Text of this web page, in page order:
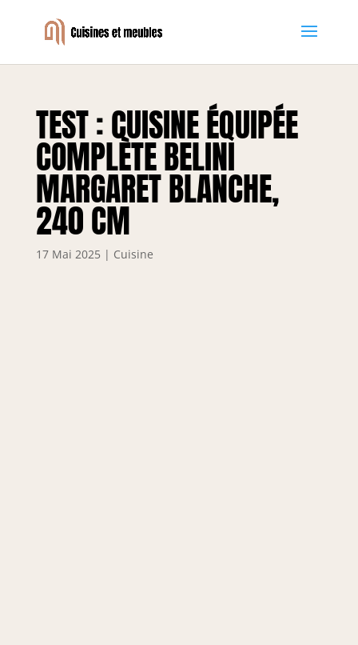
TEST : CUISINE ÉQUIPÉE
COMPLÈTE BELINI
MARGARET BLANCHE,
240 CM
17 Mai 2025 | Cuisine